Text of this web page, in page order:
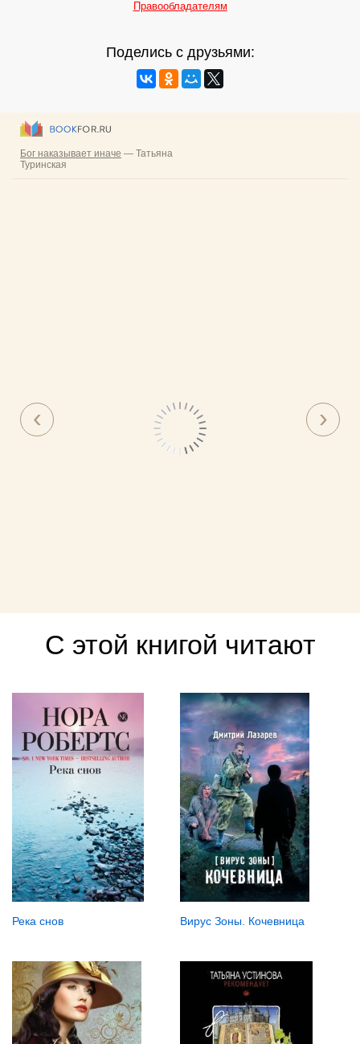
Правообладателям
Поделись с друзьями:
С этой книгой читают
Река снов Вирус Зоны. Кочевница